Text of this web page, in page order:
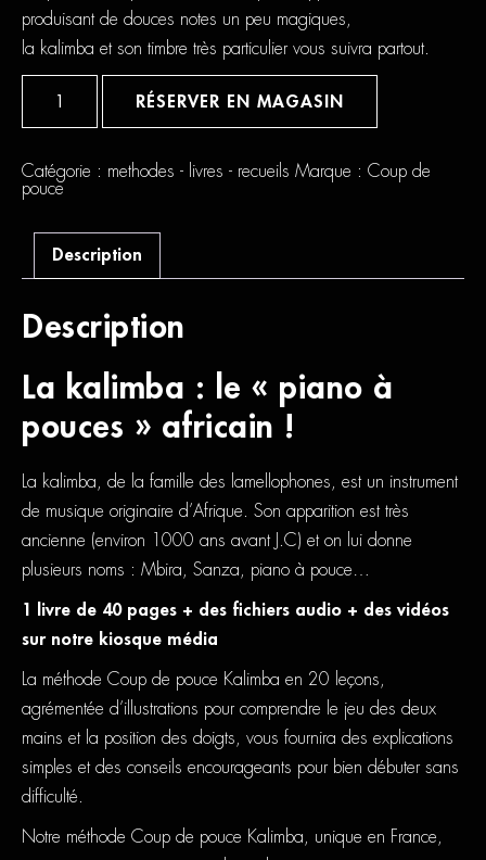
produisant de douces notes un peu magiques,
la kalimba et son timbre très particulier vous suivra partout.
Kalimba
RÉSERVER EN MAGASIN
Catégorie : methodes - livres - recueils Marque : Coup de
pouce
Description
Description
La kalimba : le « piano à
pouces » africain !
La kalimba, de la famille des lamellophones, est un instrument
de musique originaire d’Afrique. Son apparition est très
ancienne (environ 1000 ans avant J.C) et on lui donne
plusieurs noms : Mbira, Sanza, piano à pouce…
1 livre de 40 pages + des fichiers audio + des vidéos
sur notre kiosque média
La méthode Coup de pouce Kalimba en 20 leçons,
agrémentée d’illustrations pour comprendre le jeu des deux
mains et la position des doigts, vous fournira des explications
simples et des conseils encourageants pour bien débuter sans
difficulté.
Notre méthode Coup de pouce Kalimba, unique en France,